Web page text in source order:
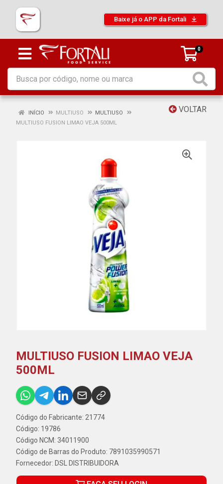
Baixe já o APP da Fortali
0
VOLTAR
INÍCIO MULTIUSO
MULTIUSO
MULTIUSO FUSION LIMAO VEJA 500ML
MULTIUSO FUSION LIMAO VEJA
500ML
Código do Fabricante: 21774
Código: 19786
Código NCM: 34011900
Código de Barras do Produto: 7891035990571
Fornecedor: DSL DISTRIBUIDORA